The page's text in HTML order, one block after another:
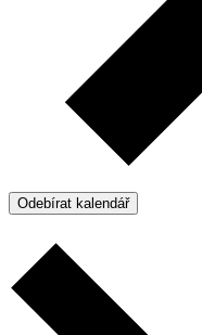
Odebírat kalendář